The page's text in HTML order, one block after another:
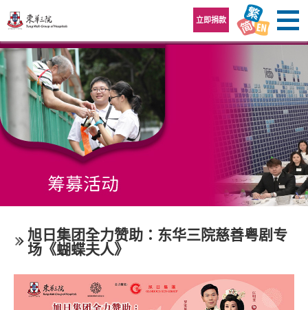
立即捐款
旭日集团全力赞助：东华三院慈善粤剧专
场《蝴蝶夫人》